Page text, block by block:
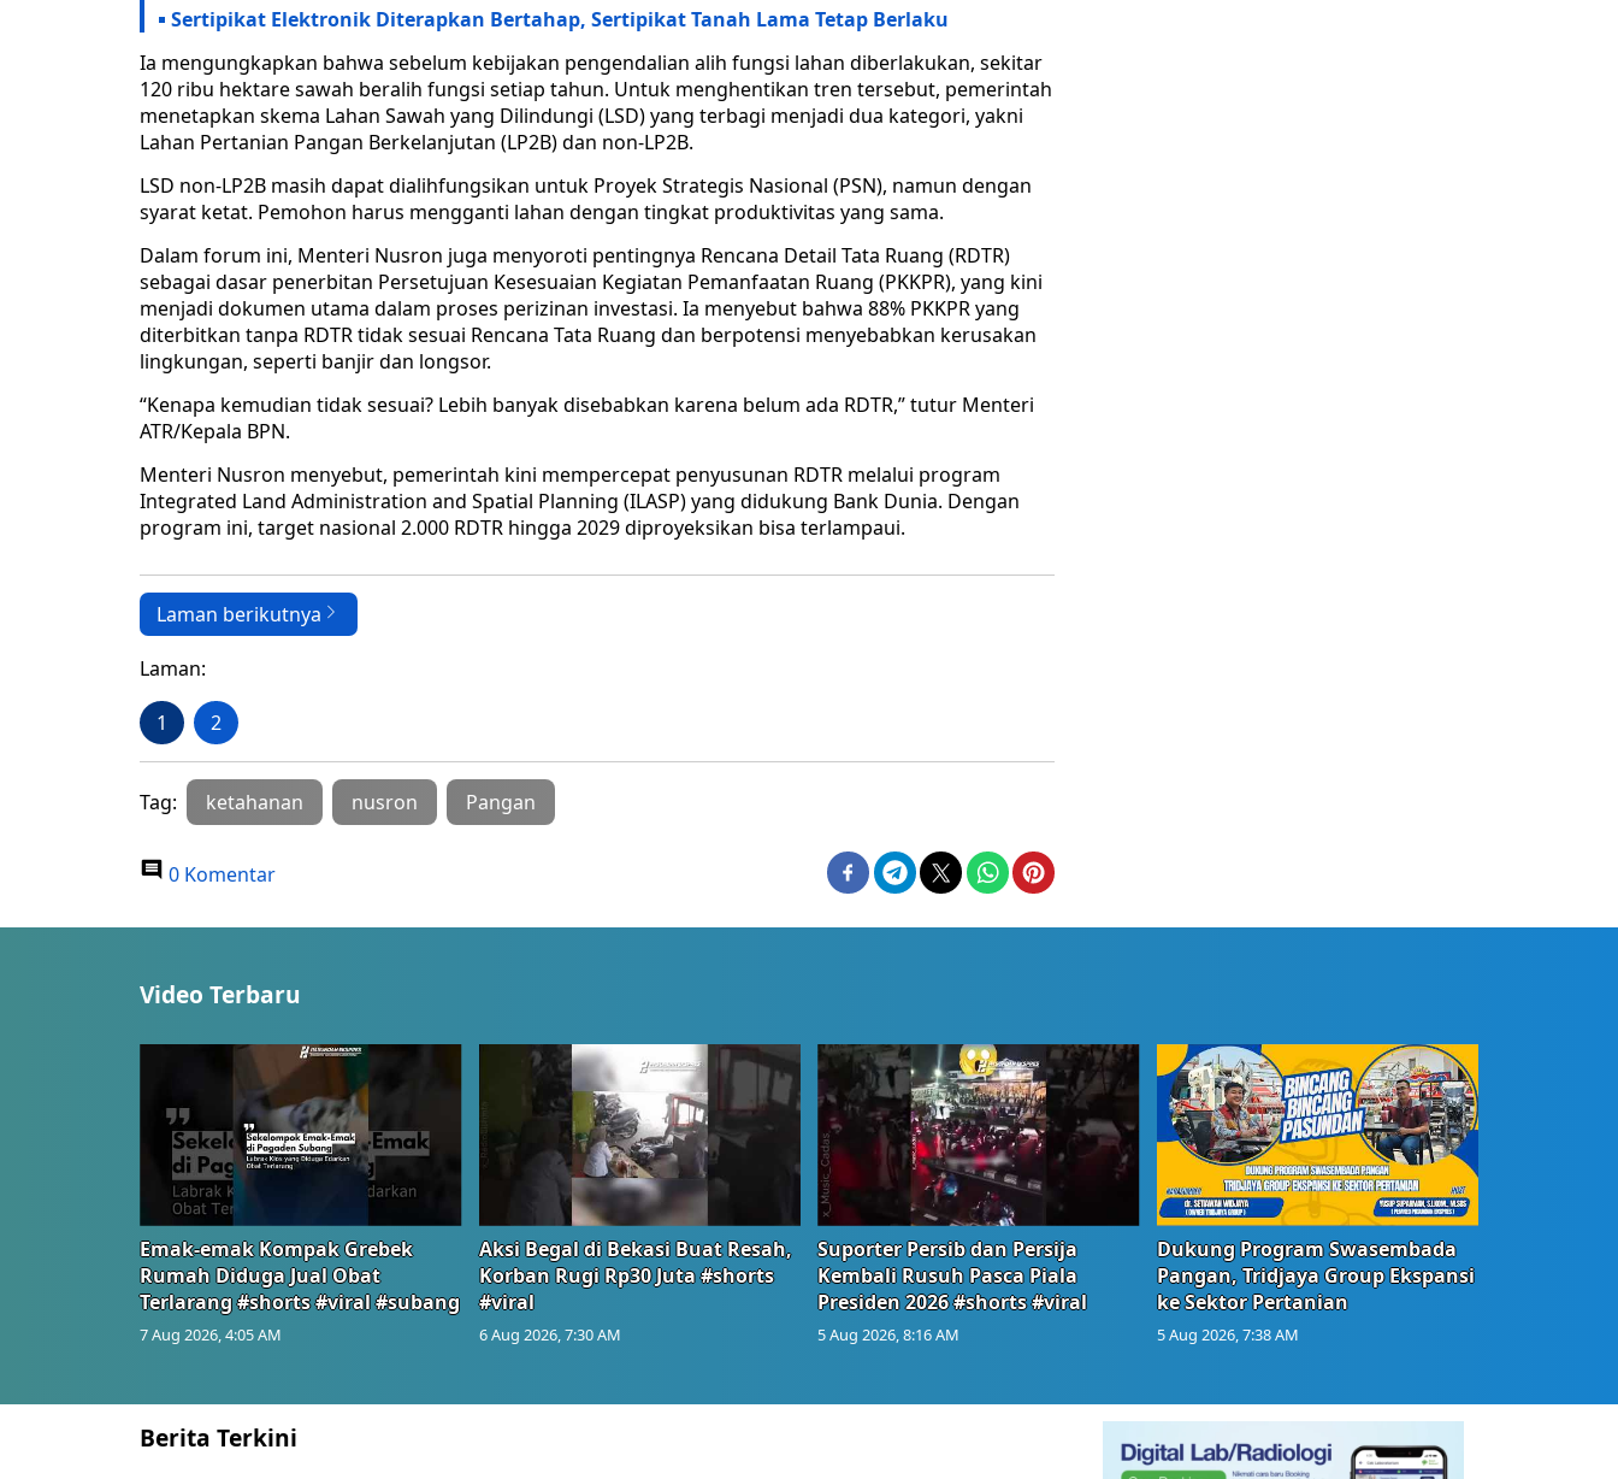
Sertipikat Elektronik Diterapkan Bertahap, Sertipikat Tanah Lama Tetap Berlaku
Ia mengungkapkan bahwa sebelum kebijakan pengendalian alih fungsi lahan diberlakukan, sekitar
120 ribu hektare sawah beralih fungsi setiap tahun. Untuk menghentikan tren tersebut, pemerintah
menetapkan skema Lahan Sawah yang Dilindungi (LSD) yang terbagi menjadi dua kategori, yakni
Lahan Pertanian Pangan Berkelanjutan (LP2B) dan non-LP2B.
LSD non-LP2B masih dapat dialihfungsikan untuk Proyek Strategis Nasional (PSN), namun dengan
syarat ketat. Pemohon harus mengganti lahan dengan tingkat produktivitas yang sama.
Dalam forum ini, Menteri Nusron juga menyoroti pentingnya Rencana Detail Tata Ruang (RDTR)
sebagai dasar penerbitan Persetujuan Kesesuaian Kegiatan Pemanfaatan Ruang (PKKPR), yang kini
menjadi dokumen utama dalam proses perizinan investasi. Ia menyebut bahwa 88% PKKPR yang
diterbitkan tanpa RDTR tidak sesuai Rencana Tata Ruang dan berpotensi menyebabkan kerusakan
lingkungan, seperti banjir dan longsor.
“Kenapa kemudian tidak sesuai? Lebih banyak disebabkan karena belum ada RDTR,” tutur Menteri
ATR/Kepala BPN.
Menteri Nusron menyebut, pemerintah kini mempercepat penyusunan RDTR melalui program
Integrated Land Administration and Spatial Planning (ILASP) yang didukung Bank Dunia. Dengan
program ini, target nasional 2.000 RDTR hingga 2029 diproyeksikan bisa terlampaui.
Laman berikutnya
Laman:
1 2
Tag: ketahanan nusron Pangan
0 Komentar
Video Terbaru
Emak-emak Kompak Grebek
Rumah Diduga Jual Obat
Terlarang #shorts #viral #subang
7 Aug 2026, 4:05 AM
Aksi Begal di Bekasi Buat Resah,
Korban Rugi Rp30 Juta #shorts
#viral
6 Aug 2026, 7:30 AM
Suporter Persib dan Persija
Kembali Rusuh Pasca Piala
Presiden 2026 #shorts #viral
5 Aug 2026, 8:16 AM
Dukung Program Swasembada
Pangan, Tridjaya Group Ekspansi
ke Sektor Pertanian
5 Aug 2026, 7:38 AM
Berita Terkini